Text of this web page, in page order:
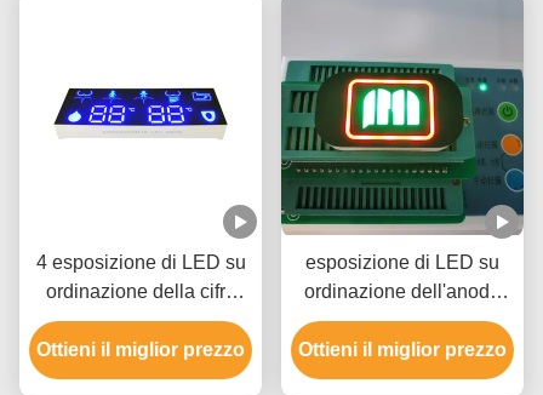
4 esposizione di LED su
ordinazione della cifra
20mA 9.8mm per la
toilette astuta
Ottieni il miglior prezzo
esposizione di LED su
ordinazione dell'anodo
comune 35mcd per la
sigaretta di E
Ottieni il miglior prezzo